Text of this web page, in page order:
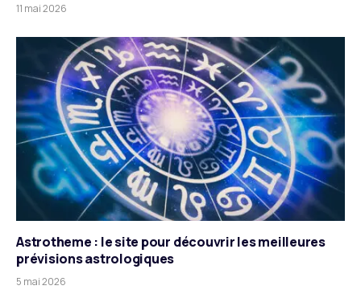
11 mai 2026
Astrotheme : le site pour découvrir les meilleures
prévisions astrologiques
5 mai 2026